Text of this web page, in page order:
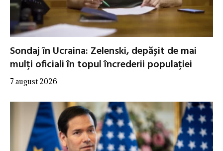
Sondaj în Ucraina: Zelenski, depășit de mai
mulți oficiali în topul încrederii populației
7 august 2026